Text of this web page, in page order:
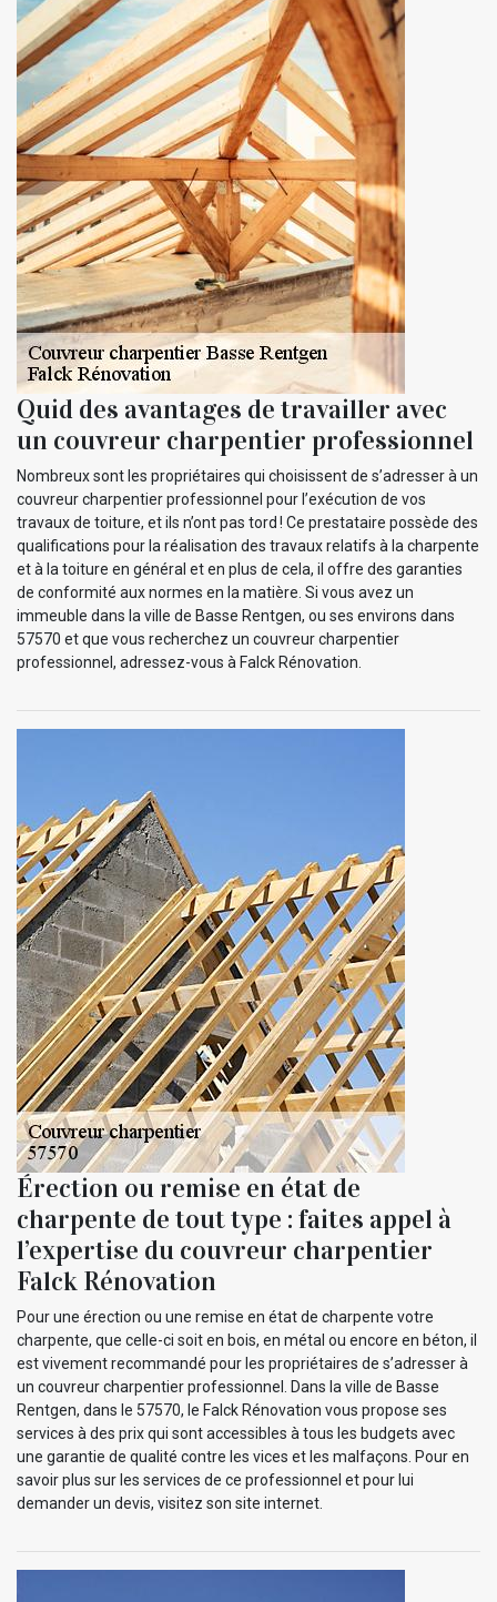
Quid des avantages de travailler avec
un couvreur charpentier professionnel
Nombreux sont les propriétaires qui choisissent de s’adresser à un
couvreur charpentier professionnel pour l’exécution de vos
travaux de toiture, et ils n’ont pas tord ! Ce prestataire possède des
qualifications pour la réalisation des travaux relatifs à la charpente
et à la toiture en général et en plus de cela, il offre des garanties
de conformité aux normes en la matière. Si vous avez un
immeuble dans la ville de Basse Rentgen, ou ses environs dans
57570 et que vous recherchez un couvreur charpentier
professionnel, adressez-vous à Falck Rénovation.
Érection ou remise en état de
charpente de tout type : faites appel à
l’expertise du couvreur charpentier
Falck Rénovation
Pour une érection ou une remise en état de charpente votre
charpente, que celle-ci soit en bois, en métal ou encore en béton, il
est vivement recommandé pour les propriétaires de s’adresser à
un couvreur charpentier professionnel. Dans la ville de Basse
Rentgen, dans le 57570, le Falck Rénovation vous propose ses
services à des prix qui sont accessibles à tous les budgets avec
une garantie de qualité contre les vices et les malfaçons. Pour en
savoir plus sur les services de ce professionnel et pour lui
demander un devis, visitez son site internet.